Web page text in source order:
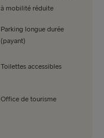
à mobilité réduite
Parking longue durée
(payant)
Toilettes accessibles
Office de tourisme